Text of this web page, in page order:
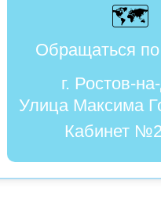
🗺️
Обращаться по
г. Ростов-
Улица Максима
Кабинет